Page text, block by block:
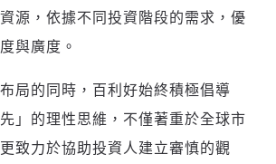
歡迎您加入《旭時報》
請輸入發送到
源，依據不同投資階段的需求，優
與廣度。
局的同時，百利好始終積極倡導
先」的理性思維，不僅著重於全球市
致力於協助投資人建立審慎的觀